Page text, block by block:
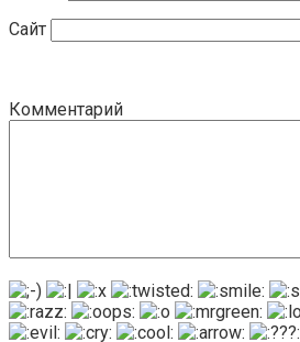
Сайт
Комментарий